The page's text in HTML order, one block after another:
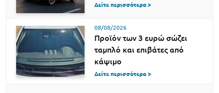
Δείτε περισσότερα >
08/08/2026
Προϊόν των 3 ευρώ σώζει
ταμπλό και επιβάτες από
κάψιμο
Δείτε περισσότερα >